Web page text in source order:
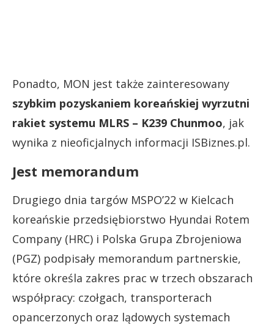
Ponadto, MON jest także zainteresowany
szybkim pozyskaniem koreańskiej wyrzutni
rakiet systemu MLRS – K239 Chunmoo, jak
wynika z nieoficjalnych informacji ISBiznes.pl.
Jest memorandum
Drugiego dnia targów MSPO’22 w Kielcach
koreańskie przedsiębiorstwo Hyundai Rotem
Company (HRC) i Polska Grupa Zbrojeniowa
(PGZ) podpisały memorandum partnerskie,
które określa zakres prac w trzech obszarach
współpracy: czołgach, transporterach
opancerzonych oraz lądowych systemach